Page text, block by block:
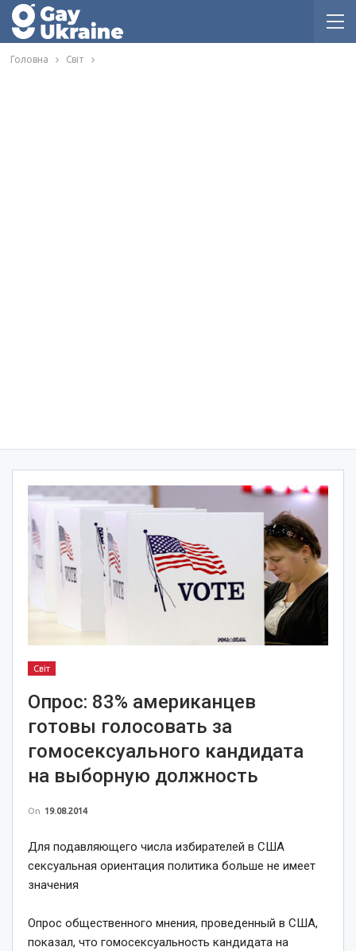
Головна Світ
Світ
Опрос: 83% американцев
готовы голосовать за
гомосексуального кандидата
на выборную должность
On 19.08.2014
Для подавляющего числа избирателей в США
сексуальная ориентация политика больше не имеет
значения
Опрос общественного мнения, проведенный в США,
показал, что гомосексуальность кандидата на